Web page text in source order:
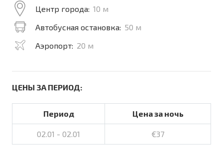
Центр города: 10 м
Автобусная остановка: 50 м
Аэропорт: 20 м
ЦЕНЫ ЗА ПЕРИОД:
Период Цена за ночь
02.01 - 02.01 €37